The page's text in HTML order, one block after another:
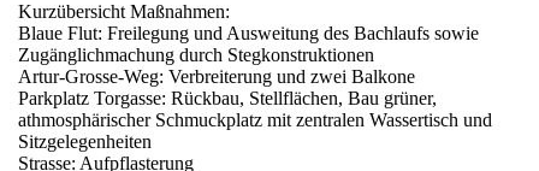
Kurzübersicht Maßnahmen:
Blaue Flut: Freilegung und Ausweitung des Bachlaufs sowie
Zugänglichmachung durch Stegkonstruktionen
Artur-Grosse-Weg: Verbreiterung und zwei Balkone
Parkplatz Torgasse: Rückbau, Stellflächen, Bau grüner,
athmosphärischer Schmuckplatz mit zentralen Wassertisch und
Sitzgelegenheiten
Strasse: Aufpflasterung